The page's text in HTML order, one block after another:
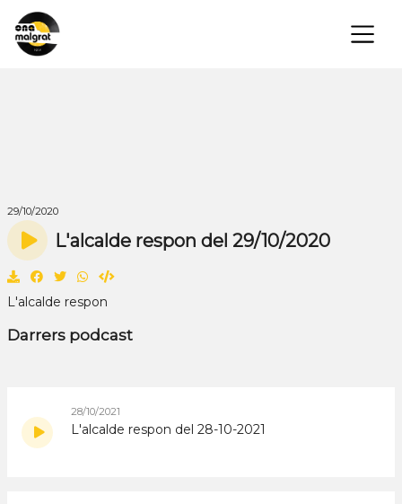
×
29/10/2020
L'alcalde respon del 29/10/2020
L'alcalde respon
Darrers podcast
28/10/2021
L'alcalde respon del 28-10-2021